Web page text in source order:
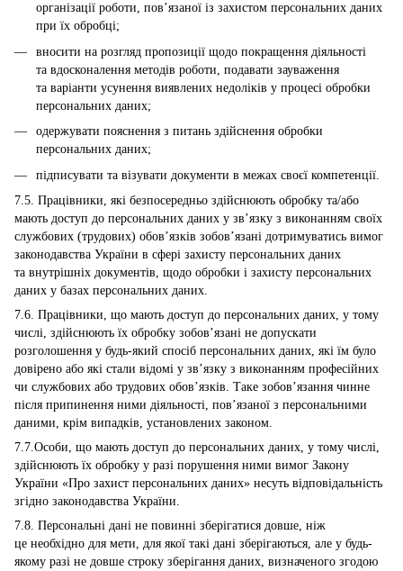
організації роботи, пов’язаної із захистом персональних даних
при їх обробці;
вносити на розгляд пропозиції щодо покращення діяльності
та вдосконалення методів роботи, подавати зауваження
та варіанти усунення виявлених недоліків у процесі обробки
персональних даних;
одержувати пояснення з питань здійснення обробки
персональних даних;
підписувати та візувати документи в межах своєї компетенції.
7.5. Працівники, які безпосередньо здійснюють обробку та/або
мають доступ до персональних даних у зв’язку з виконанням своїх
службових (трудових) обов’язків зобов’язані дотримуватись вимог
законодавства України в сфері захисту персональних даних
та внутрішніх документів, щодо обробки і захисту персональних
даних у базах персональних даних.
7.6. Працівники, що мають доступ до персональних даних, у тому
числі, здійснюють їх обробку зобов’язані не допускати
розголошення у будь-який спосіб персональних даних, які їм було
довірено або які стали відомі у зв’язку з виконанням професійних
чи службових або трудових обов’язків. Таке зобов’язання чинне
після припинення ними діяльності, пов’язаної з персональними
даними, крім випадків, установлених законом.
7.7.Особи, що мають доступ до персональних даних, у тому числі,
здійснюють їх обробку у разі порушення ними вимог Закону
України «Про захист персональних даних» несуть відповідальність
згідно законодавства України.
7.8. Персональні дані не повинні зберігатися довше, ніж
це необхідно для мети, для якої такі дані зберігаються, але у будь-
якому разі не довше строку зберігання даних, визначеного згодою